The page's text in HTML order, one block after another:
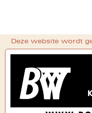
Deze website wordt